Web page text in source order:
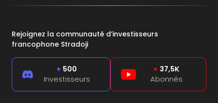
Rejoignez la communauté d’investisseurs
francophone Stradoji
+ 500
Investisseurs
+ 37,5K
Abonnés